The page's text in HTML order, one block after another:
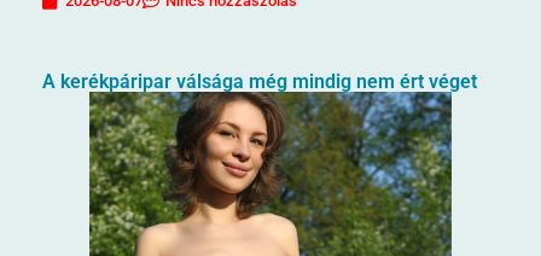
A kerékpáripar válsága még mindig nem ért véget